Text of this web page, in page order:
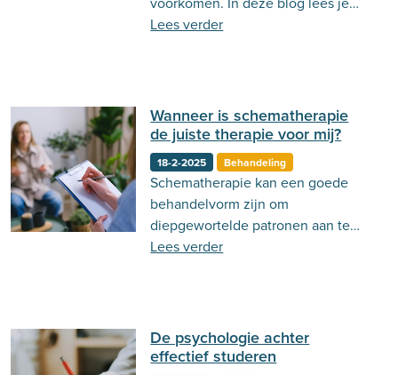
meer over wat femicide is en wat er
Lees verder
Wanneer is schematherapie
de juiste therapie voor mij?
18-2-2025 Behandeling
Schematherapie kan een goede
behandelvorm zijn om
diepgewortelde patronen aan te
pakken. Maar hoe weet je of het
Lees verder
De psychologie achter
effectief studeren